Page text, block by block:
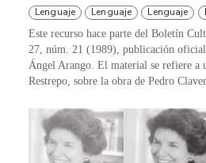
Lenguaje Lenguaje Lenguaje
Este recurso hace parte del Boletín
27, núm. 21 (1989), publicación
Ángel Arango. El material se refiere a
Restrepo, sobre la obra de Pedro